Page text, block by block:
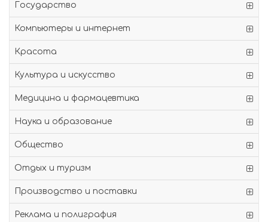
Государство
Компьютеры и интернет
Красота
Культура и искусство
Медицина и фармацевтика
Наука и образование
Общество
Отдых и туризм
Производство и поставки
Реклама и полиграфия